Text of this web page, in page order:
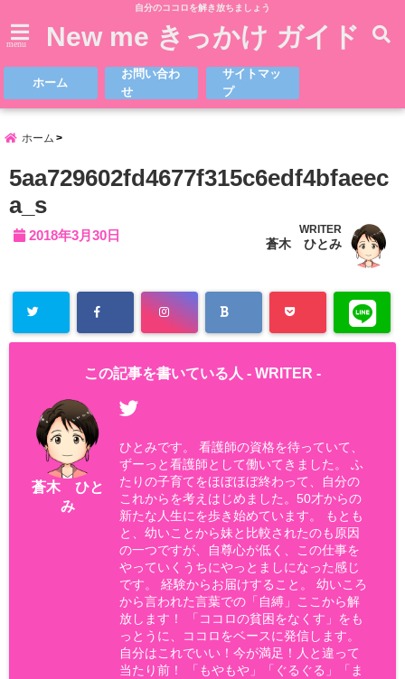
自分のココロを解き放ちましょう
menu New me きっかけ ガイド
ホーム
お問い合わ
せ
サイトマッ
プ
ホーム
5aa729602fd4677f315c6edf4bfaeec
a_s
2018年3月30日 WRITER
蒼木 ひとみ
この記事を書いている人 - WRITER -
蒼木 ひと
み
ひとみです。 看護師の資格を待っていて、
ずーっと看護師として働いてきました。 ふ
たりの子育てをほぼほぼ終わって、自分の
これからを考えはじめました。50才からの
新たな人生にを歩き始めています。 もとも
と、幼いことから妹と比較されたのも原因
の一つですが、自尊心が低く、この仕事を
やっていくうちにやっとましになった感じ
です。 経験からお届けすること。 幼いころ
から言われた言葉での「自縛」ここから解
放します！ 「ココロの貧困をなくす」をも
っとうに、ココロをベースに発信します。
自分はこれでいい！今が満足！人と違って
当たり前！ 「もやもや」「ぐるぐる」「ま